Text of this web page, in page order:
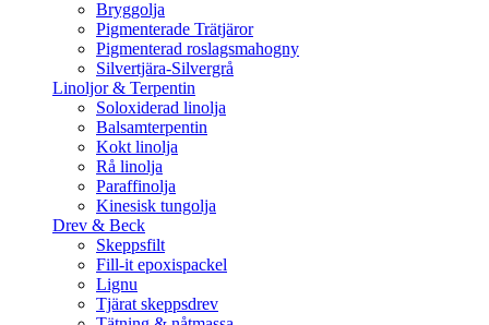
Bryggolja
Pigmenterade Trätjäror
Pigmenterad roslagsmahogny
Silvertjära-Silvergrå
Linoljor & Terpentin
Soloxiderad linolja
Balsamterpentin
Kokt linolja
Rå linolja
Paraffinolja
Kinesisk tungolja
Drev & Beck
Skeppsfilt
Fill-it epoxispackel
Lignu
Tjärat skeppsdrev